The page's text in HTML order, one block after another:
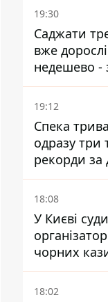
19:30
Саджати
вже
недешево -
Ніконов
19:12
Спека
одразу три
рекорди за
18:08
У Києві
чорних
закладів
18:02